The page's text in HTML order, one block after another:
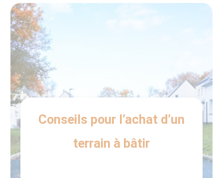
parfait pour […]
Conseils pour l’achat d’un
terrain à bâtir